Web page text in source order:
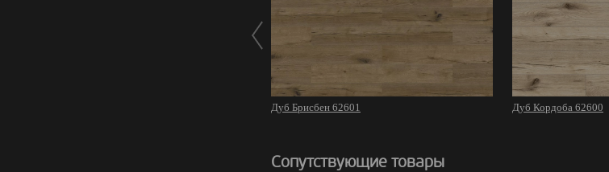
Дуб Брисбен 62601 Дуб Кордоба 62600
Сопутствующие товары